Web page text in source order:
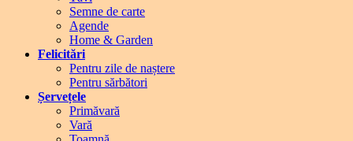
Semne de carte
Agende
Home & Garden
Felicitări
Pentru zile de naștere
Pentru sărbători
Șervețele
Primăvară
Vară